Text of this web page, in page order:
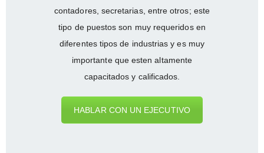
contadores, secretarias, entre otros; este
tipo de puestos son muy requeridos en
diferentes tipos de industrias y es muy
importante que esten altamente
capacitados y calificados.
HABLAR CON UN EJECUTIVO